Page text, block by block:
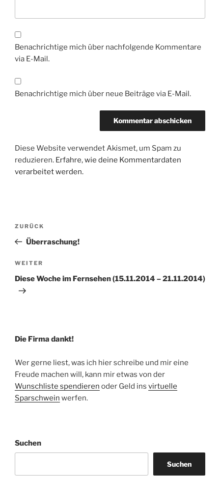
Benachrichtige mich über nachfolgende Kommentare
via E-Mail.
Benachrichtige mich über neue Beiträge via E-Mail.
Diese Website verwendet Akismet, um Spam zu
reduzieren. Erfahre, wie deine Kommentardaten
verarbeitet werden.
Beitragsnavigation
Vorheriger
Beitrag
ZURÜCK
Überraschung!
Nächster
Beitrag
WEITER
Diese Woche im Fernsehen (15.11.2014 – 21.11.2014)
Die Firma dankt!
Wer gerne liest, was ich hier schreibe und mir eine
Freude machen will, kann mir etwas von der
Wunschliste spendieren oder Geld ins virtuelle
Sparschwein werfen.
Suchen
Suchen